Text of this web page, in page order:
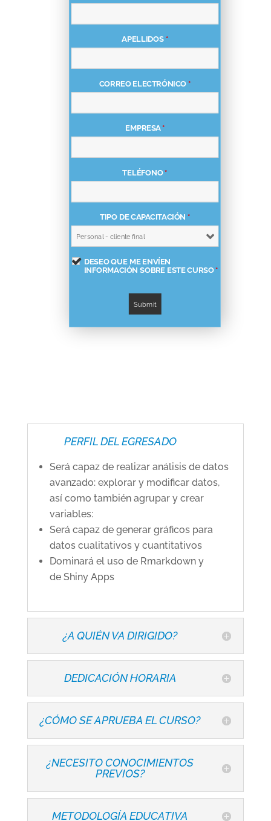
APELLIDOS *
CORREO ELECTRÓNICO *
EMPRESA*
TELÉFONO*
TIPO DE CAPACITACIÓN *
DESEO QUE ME ENVÍEN
INFORMACIÓN SOBRE ESTE CURSO*
PERFIL DEL EGRESADO
Será capaz de realizar análisis de datos
avanzado: explorar y modificar datos,
así como también agrupar y crear
variables:
Será capaz de generar gráficos para
datos cualitativos y cuantitativos
Dominará el uso de Rmarkdown y
de Shiny Apps
¿A QUIÉN VA DIRIGIDO?
DEDICACIÓN HORARIA
¿CÓMO SE APRUEBA EL CURSO?
¿NECESITO CONOCIMIENTOS
PREVIOS?
METODOLOGÍA EDUCATIVA